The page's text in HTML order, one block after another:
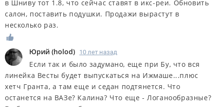
в Шниву тот 1.8, что сейчас ставят в икс-реи. Обновить
салон, поставить подушки. Продажи вырастут в
несколько раз.
Юрий (holod) 10 лет назад
Если так и было задумано, еще при Бу, что вся
линейка Весты будет выпускаться на Ижмаше...плюс
хетч Гранта, а там еще и седан подтянется. Что
останется на ВАЗе? Калина? Что еще - Логанообразные?